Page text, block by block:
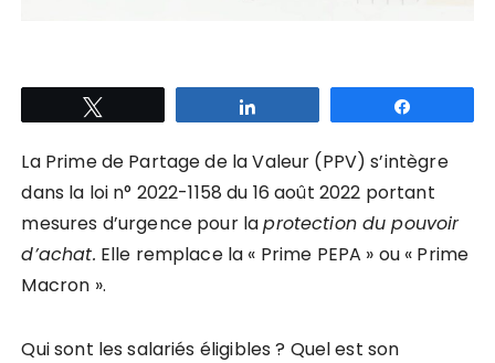
La Prime de Partage de la Valeur (PPV) s’intègre
dans la loi n° 2022-1158 du 16 août 2022 portant
mesures d’urgence pour laprotection du pouvoir
d’achat. Elle remplace la « Prime PEPA » ou « Prime
Macron ».
Qui sont les salariés éligibles ? Quel est son